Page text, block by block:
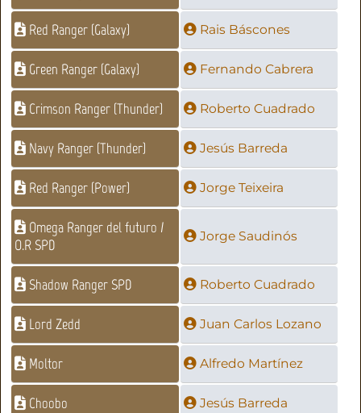
Red Ranger (Galaxy) Rais Báscones
Green Ranger (Galaxy) Fernando Cabrera
Crimson Ranger (Thunder) Roberto Cuadrado
Navy Ranger (Thunder) Jesús Barreda
Red Ranger (Power) Jorge Teixeira
Omega Ranger del futuro /
O.R SPD
Jorge Saudinós
Shadow Ranger SPD Roberto Cuadrado
Lord Zedd Juan Carlos Lozano
Moltor Alfredo Martínez
Choobo Jesús Barreda